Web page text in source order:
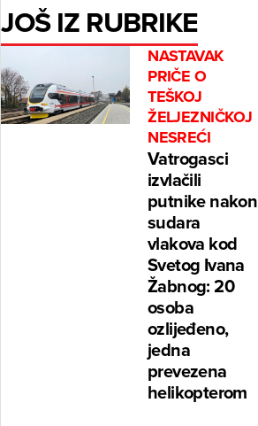
JOŠ IZ RUBRIKE
NASTAVAK
PRIČE O
TEŠKOJ
ŽELJEZNIČKOJ
NESREĆI
Vatrogasci
izvlačili
putnike nakon
sudara
vlakova kod
Svetog Ivana
Žabnog: 20
osoba
ozlijeđeno,
jedna
prevezena
helikopterom